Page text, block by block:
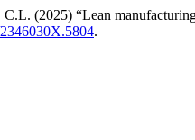
(2025) “Lean
.